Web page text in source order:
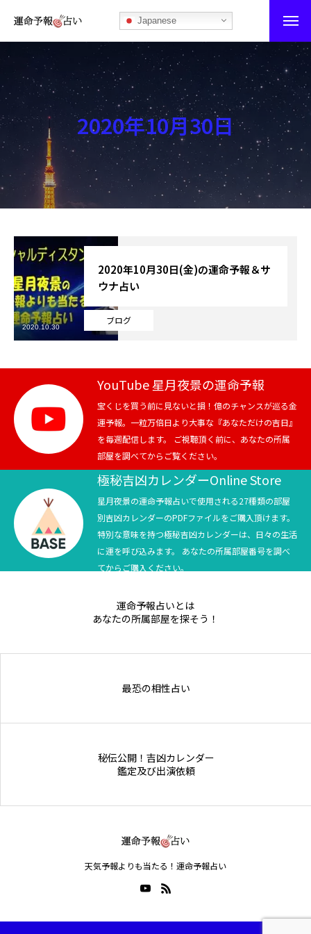
Japanese
運命予報占い
運命予報占いとは
あなたの所属部屋を探そう！
最恐の相性占い
秘伝公開！吉凶カレンダー
記事カテゴリー
ブログ
お知らせ
テニス
スポーツ
競馬
テニス四大大会・五輪
テニス四大大会・五輪
2020年10月30日
ブログ
2020年10月30日(金)の運命予報＆サ
ウナ占い
2020.10.30
YouTube 星月夜景の運命予報
宝くじを買う前に見ないと損！億のチャンスが巡る金
運予報。一粒万倍日より大事な『あなただけの吉日』
を毎週配信します。 ご視聴頂く前に、あなたの所属
部屋を調べてからご覧ください。
極秘吉凶カレンダーOnline Store
星月夜景の運命予報占いで使用される27種類の部屋
別吉凶カレンダーのPDFファイルをご購入頂けます。
特別な意味を持つ極秘吉凶カレンダーは、日々の生活
に運を呼び込みます。 あなたの所属部屋番号を調べ
てからご購入ください。
運命予報占いとは
あなたの所属部屋を探そう！
最恐の相性占い
秘伝公開！吉凶カレンダー
鑑定及び出演依頼
天気予報よりも当たる！運命予報占い